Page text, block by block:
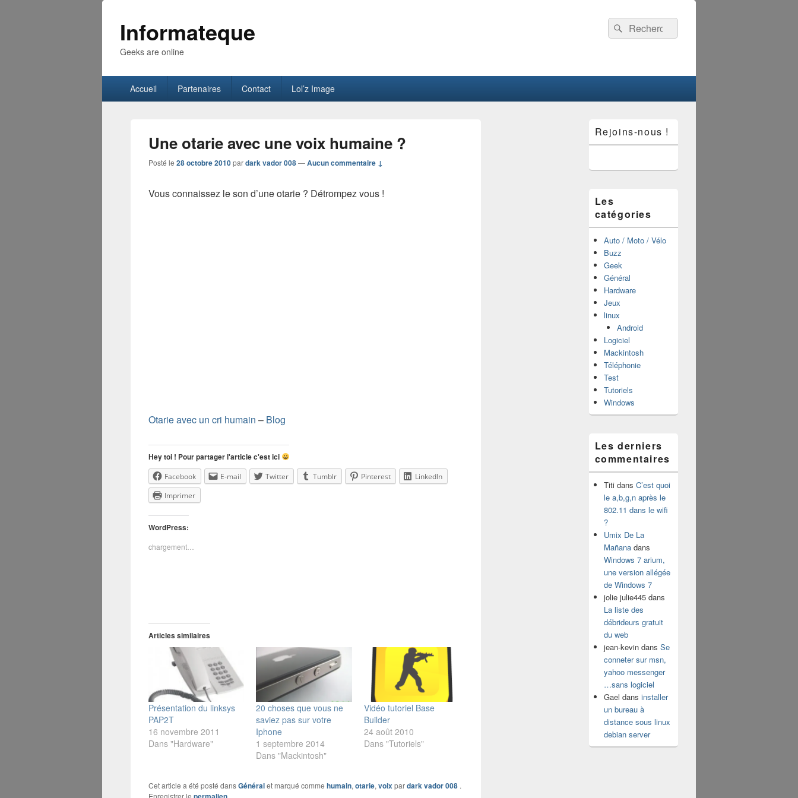
Informateque
Geeks are online
Recherche :
Rechercher
principalAccueil Partenaires Contact Lol’z Image
Une otarie avec une voix humaine ?
Posté le 28 octobre 2010pardark vador 008—Aucun commentaire ↓
Vous connaissez le son d’une otarie ? Détrompez vous !
Otarie avec un cri humain – Blog
Hey toi ! Pour partager l'article c'est ici
Facebook E-mail Twitter Tumblr Pinterest
LinkedIn
Imprimer
WordPress:
chargement…
Articles similaires
Présentation du linksys
PAP2T
16 novembre 2011
Dans "Hardware"
20 choses que vous ne
saviez pas sur votre
Iphone
1 septembre 2014
Dans "Mackintosh"
Vidéo tutoriel Base
Builder
24 août 2010
Dans "Tutoriels"
Cet article a été posté dansGénéralet marqué comme humain, otarie, voixpardark vador 008.
principale
de
pour
latérale
Rejoins-nous !
Les
catégories
Auto / Moto / Vélo
Buzz
Geek
Général
Hardware
Jeux
linux
Android
Logiciel
Mackintosh
Téléphonie
Test
Tutoriels
Windows
Les derniers
commentaires
Titidans C’est quoi
le a,b,g,n après le
802.11 dans le wifi
?
Umix De La
Mañanadans
Windows 7 arium,
une version allégée
de Windows 7
jolie julie445dans
La liste des
débrideurs gratuit
du web
jean-kevindans Se
conneter sur msn,
yahoo messenger
…sans logiciel
Gael dans installer
un bureau à
distance sous linux
debian server